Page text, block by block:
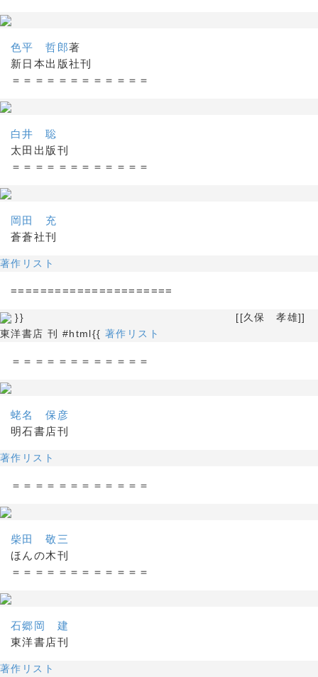
色平 哲郎著
新日本出版社刊
＝＝＝＝＝＝＝＝＝＝＝＝
白井 聡
太田出版刊
＝＝＝＝＝＝＝＝＝＝＝＝
岡田 充
蒼蒼社刊
著作リスト
======================
}} [[久保 孝雄]]
東洋書店 刊 #html{{ 著作リスト
＝＝＝＝＝＝＝＝＝＝＝＝
蛯名 保彦
明石書店刊
著作リスト
＝＝＝＝＝＝＝＝＝＝＝＝
柴田 敬三
ほんの木刊
＝＝＝＝＝＝＝＝＝＝＝＝
石郷岡 建
東洋書店刊
著作リスト